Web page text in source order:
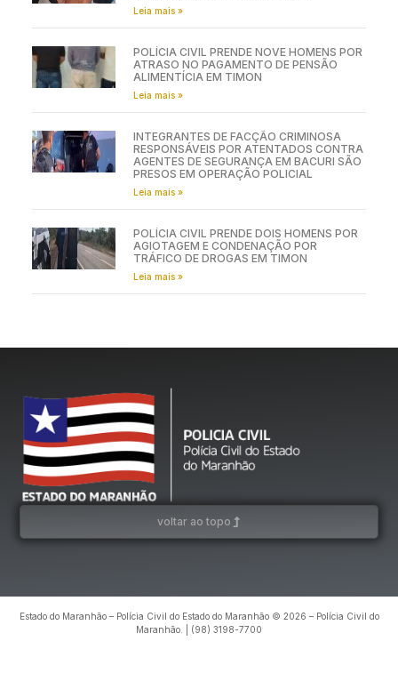
Leia mais »
POLÍCIA CIVIL PRENDE NOVE HOMENS POR
ATRASO NO PAGAMENTO DE PENSÃO
ALIMENTÍCIA EM TIMON
Leia mais »
INTEGRANTES DE FACÇÃO CRIMINOSA
RESPONSÁVEIS POR ATENTADOS CONTRA
AGENTES DE SEGURANÇA EM BACURI SÃO
PRESOS EM OPERAÇÃO POLICIAL
Leia mais »
POLÍCIA CIVIL PRENDE DOIS HOMENS POR
AGIOTAGEM E CONDENAÇÃO POR
TRÁFICO DE DROGAS EM TIMON
Leia mais »
voltar ao topo
Estado do Maranhão – Polícia Civil do Estado do Maranhão © 2026 – Polícia Civil do
Maranhão. | (98) 3198-7700